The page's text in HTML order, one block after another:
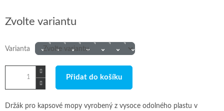
cena:
Zvolte variantu
Varianta
Přidat do košíku
Držák pro kapsové mopy vyrobený z vysoce odolného plastu v